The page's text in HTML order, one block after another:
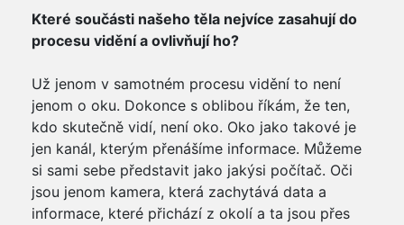
Které součásti našeho těla nejvíce zasahují do
procesu vidění a ovlivňují ho?
Už jenom v samotném procesu vidění to není
jenom o oku. Dokonce s oblibou říkám, že ten,
kdo skutečně vidí, není oko. Oko jako takové je
jen kanál, kterým přenášíme informace. Můžeme
si sami sebe představit jako jakýsi počítač. Oči
jsou jenom kamera, která zachytává data a
informace, které přichází z okolí a ta jsou přes